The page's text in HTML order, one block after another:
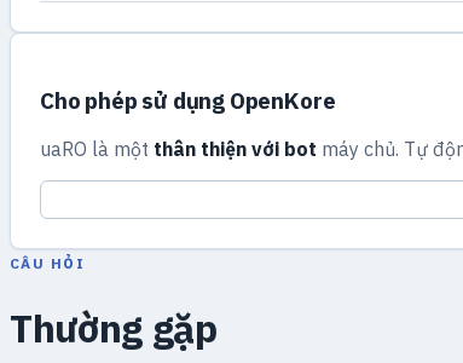
Cho phép sử dụng OpenKore
uaRO là một thân thiện với bot máy chủ. Tự
CÂU HỎI
Thường gặp